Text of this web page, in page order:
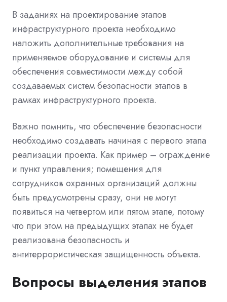
В заданиях на проектирование этапов
инфраструктурного проекта необходимо
наложить дополнительные требования на
применяемое оборудование и системы для
обеспечения совместимости между собой
создаваемых систем безопасности этапов в
рамках инфраструктурного проекта.
Важно помнить, что обеспечение безопасности
необходимо создавать начиная с первого этапа
реализации проекта. Как пример – ограждение
и пункт управления; помещения для
сотрудников охранных организаций должны
быть предусмотрены сразу, они не могут
появиться на четвертом или пятом этапе, потому
что при этом на предыдущих этапах не будет
реализована безопасность и
антитеррористическая защищенность объекта.
Вопросы выделения этапов